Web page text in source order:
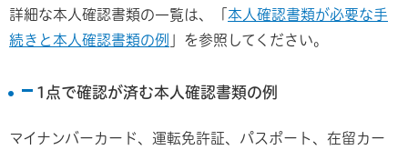
詳細な本人確認書類の一覧は、「 本人確認書類が必要な手
続きと本人確認書類の例 」を参照してください。
1点で確認が済む本人確認書類の例
マイナンバーカード、運転免許証、パスポート、在留カー